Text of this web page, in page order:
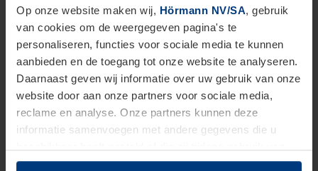
Op onze website maken wij, Hörmann NV/SA, gebruik
van cookies om de weergegeven pagina's te
personaliseren, functies voor sociale media te kunnen
aanbieden en de toegang tot onze website te analyseren.
Daarnaast geven wij informatie over uw gebruik van onze
website door aan onze partners voor sociale media,
reclame en analyse. Onze partners kunnen deze
informatie samenvoegen met andere gegevens die u
hun diensten hebben verzameld.